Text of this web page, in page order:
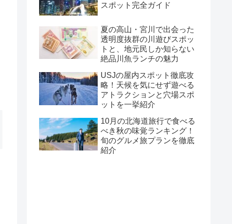
スポット完全ガイド
夏の高山・宮川で出会った
透明度抜群の川遊びスポッ
トと、地元民しか知らない
絶品川魚ランチの魅力
USJの屋内スポット徹底攻
略！天候を気にせず遊べる
アトラクションと穴場スポ
ットを一挙紹介
10月の北海道旅行で食べる
べき秋の味覚ランキング！
旬のグルメ旅プランを徹底
紹介